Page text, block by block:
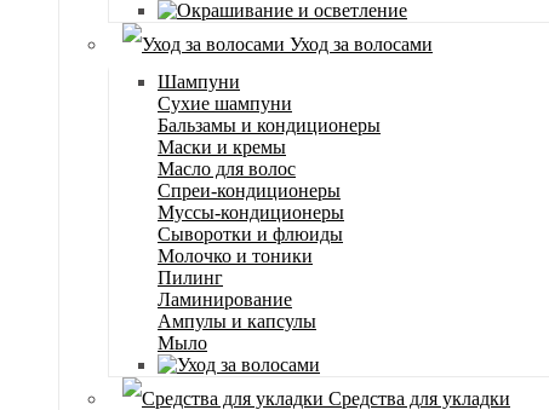
Уход за волосами
Шампуни
Сухие шампуни
Бальзамы и кондиционеры
Маски и кремы
Масло для волос
Спреи-кондиционеры
Муссы-кондиционеры
Сыворотки и флюиды
Молочко и тоники
Пилинг
Ламинирование
Ампулы и капсулы
Мыло
Средства для укладки